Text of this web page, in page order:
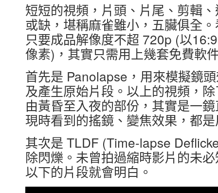
短短的視頻，片頭、片尾、剪輯
或缺，堪稱麻雀雖小，五臟俱全
只要成品解像度不超 720p (以
像素)，其實只需用上幾套免費軟
首先是 Panolapse，用來模擬鏡
及產生原始片段。以上的視頻，
由黃昏至入夜的部份，其實是一
現時看到的搖鏡、變焦效果，都
其次是 TLDF (Time-lapse
除閃爍。未曾拍過縮時影片的未
以下的片段就會明白。